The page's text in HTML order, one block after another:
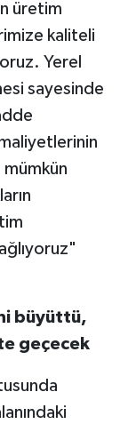
üretim
kaliteli
Yerel
sayesinde
büyüttü,
geçecek